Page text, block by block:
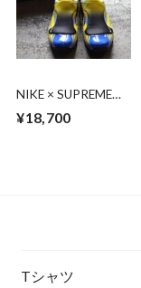
NIKE × SUPREME
¥18,700
Tシャツ